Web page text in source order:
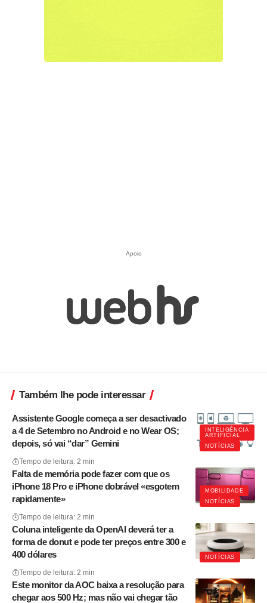
Apoio
Também lhe pode interessar
INTELIGÊNCIA
ARTIFICIAL
NOTÍCIAS
Assistente Google começa a ser desactivado
a 4 de Setembro no Android e no Wear OS;
depois, só vai “dar” Gemini
Tempo de leitura: 2 min
MOBILIDADE
NOTÍCIAS
Falta de memória pode fazer com que os
iPhone 18 Pro e iPhone dobrável «esgotem
rapidamente»
Tempo de leitura: 2 min
NOTÍCIAS
Coluna inteligente da OpenAI deverá ter a
forma de donut e pode ter preços entre 300 e
400 dólares
Tempo de leitura: 2 min
Este monitor da AOC baixa a resolução para
chegar aos 500 Hz; mas não vai chegar tão